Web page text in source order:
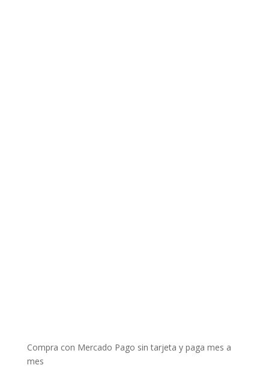
Compra con Mercado Pago sin tarjeta y paga mes a
mes